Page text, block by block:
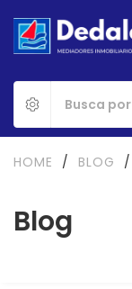
Blog
HOME / BLOG /